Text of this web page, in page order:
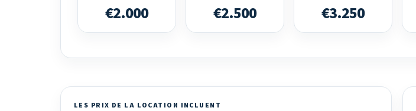
€2.000 €2.500 €3.250
LES PRIX DE LA LOCATION INCLUENT